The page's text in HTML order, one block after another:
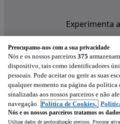
Experimenta
Preocupamo-nos com a sua privacidade
Nós e os nossos parceiros 375
dispositivo, tais como identificadores
pessoais. Pode aceitar ou gerir as suas
qualquer momento na página da política
sinalizadas aos nossos parceiros e não
navegação. Política de Cookies,
Nós e os nossos parceiros tratamos os
Utilizar dados de geolocalização precisos. Procurar